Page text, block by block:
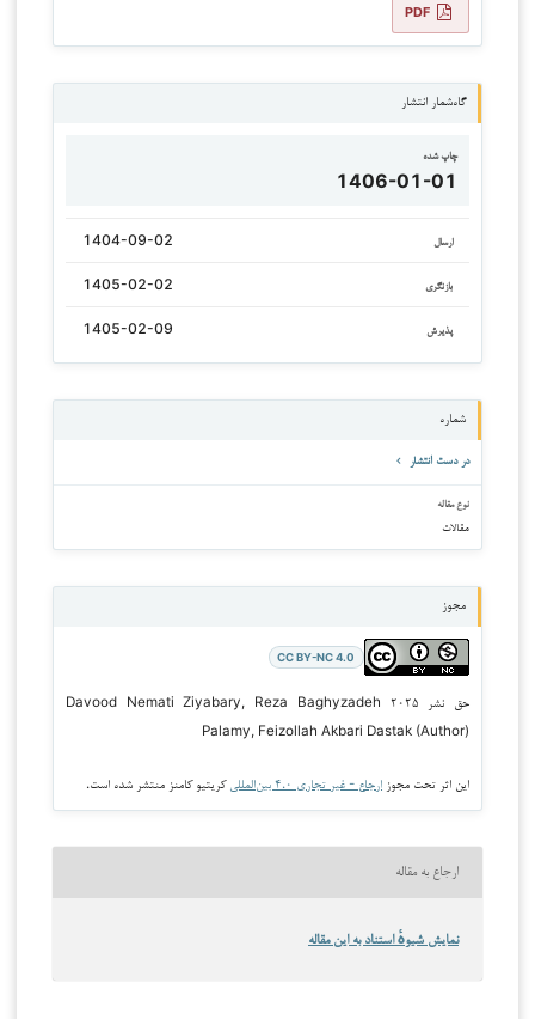
PDF
گاه‌شمار انتشار
چاپ شده
1406-01-01
ارسال 1404-09-02
بازنگری 1405-02-02
پذیرش 1405-02-09
شماره
در دست انتشار
نوع مقاله
مقالات
مجوز
CC BY-NC 4.0
حق نشر ۲۰۲۵ Davood Nemati Ziyabary, Reza Baghyzadeh
Palamy, Feizollah Akbari Dastak (Author)
این اثر تحت مجوز ارجاع - غیر تجاری ۴.۰ بین‌المللی کریتیو کامنز منتشر شده است.
ارجاع به مقاله
نمایش شیوهٔ استناد به این مقاله